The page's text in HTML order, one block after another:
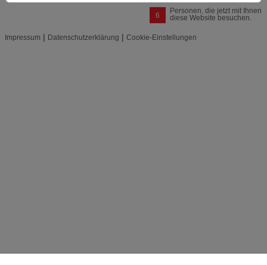
6
Personen, die jetzt mit Ihnen
diese Website besuchen.
Impressum | Datenschutzerklärung | Cookie-Einstellungen